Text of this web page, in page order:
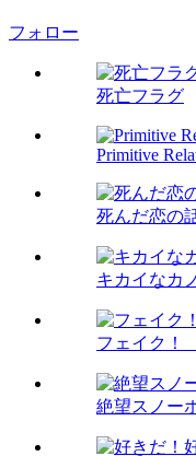
フォロー
死亡フラグ
Primitive
死んだ恋の
キカイなカ
フェイク！
絶望スノー